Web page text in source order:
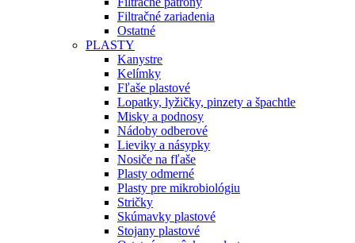
Filtračné zariadenia
Ostatné
PLASTY
Kanystre
Kelímky
Fľaše plastové
Lopatky, lyžičky, pinzety a špachtle
Misky a podnosy
Nádoby odberové
Lieviky a násypky
Nosiče na fľaše
Plasty odmerné
Plasty pre mikrobiológiu
Stričky
Skúmavky plastové
Stojany plastové